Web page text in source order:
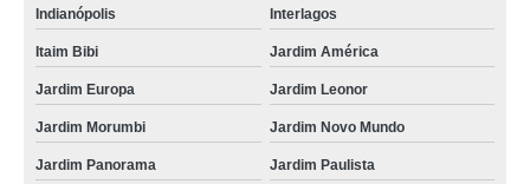
Indianópolis Interlagos
Itaim Bibi Jardim América
Jardim Europa Jardim Leonor
Jardim Morumbi Jardim Novo Mundo
Jardim Panorama Jardim Paulista